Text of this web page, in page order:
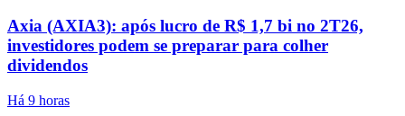
Axia (AXIA3): após lucro de R$ 1,7 bi no 2T26,
investidores podem se preparar para colher
dividendos
Há 9 horas